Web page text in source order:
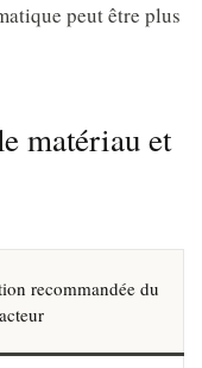
peut être plus
matériau et
recommandée du